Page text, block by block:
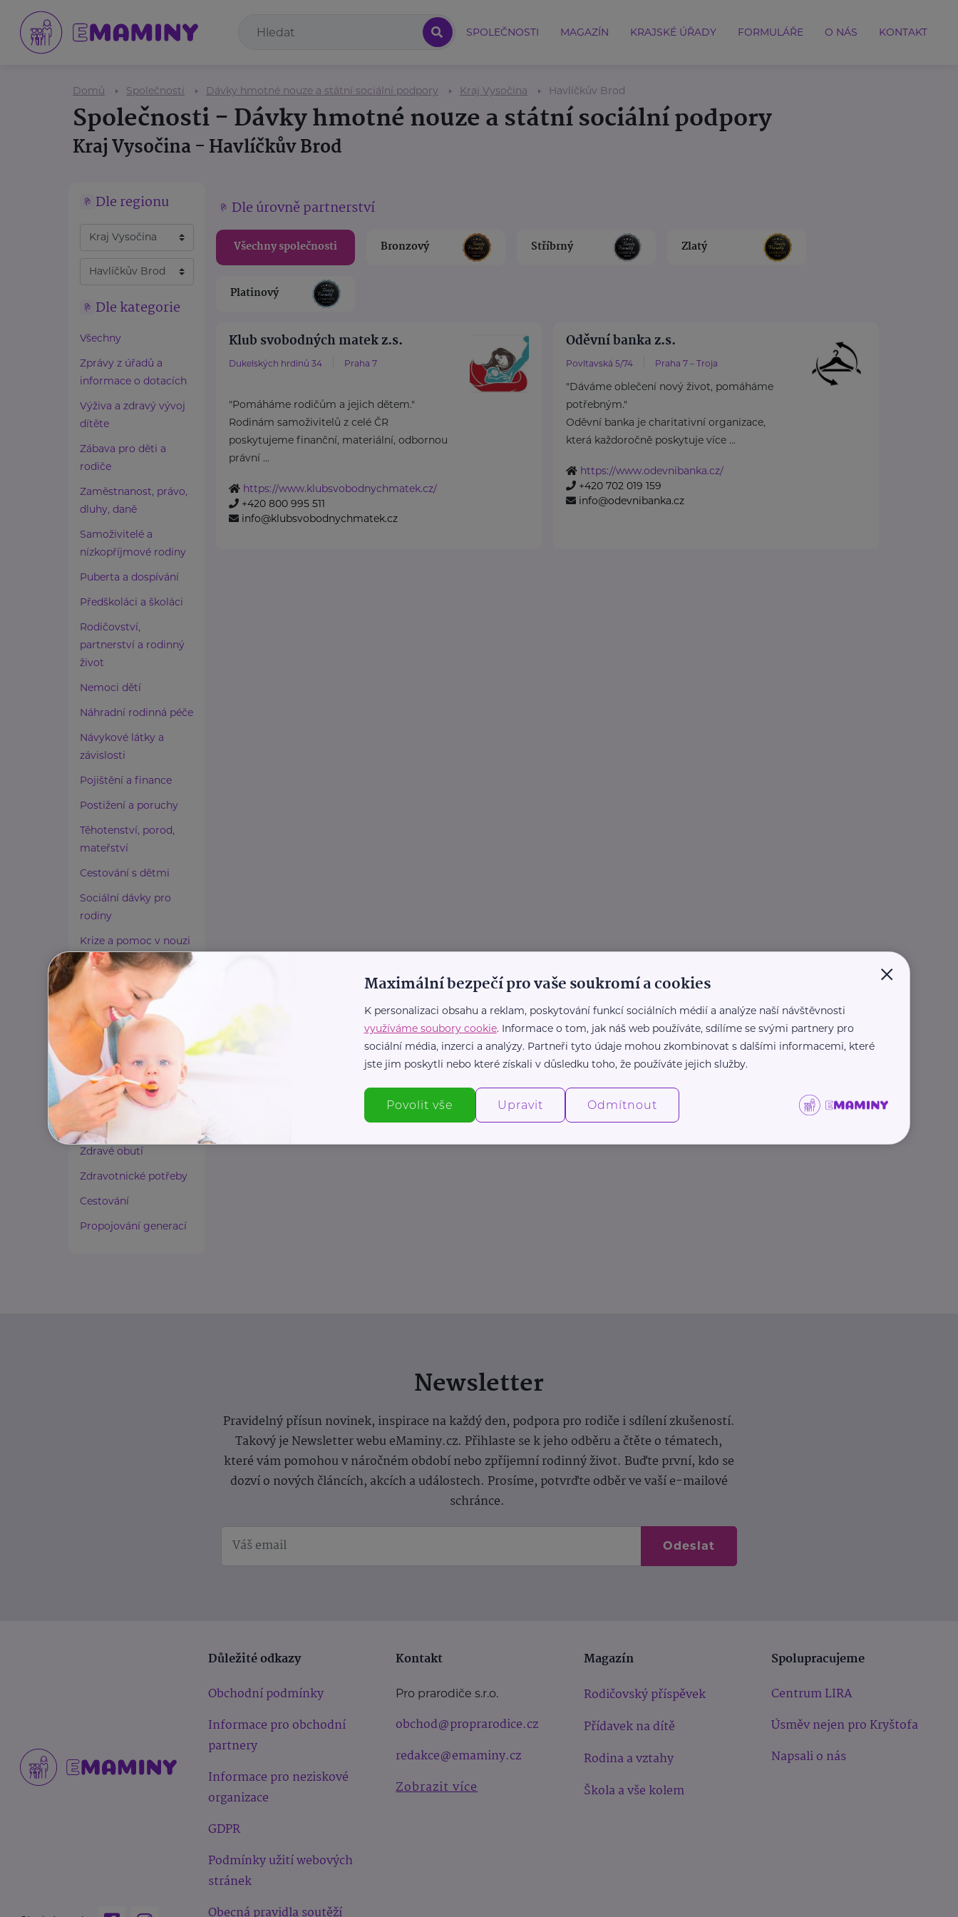
SPOLEČNOSTI MAGAZÍN KRAJSKÉ ÚŘADY FORMULÁŘE O NÁS KONTAKT
Domů Společnosti Dávky hmotné nouze a státní sociální podpory Kraj Vysočina Havlíčkův Brod
Společnosti - Dávky hmotné nouze a státní sociální podpory
Kraj Vysočina - Havlíčkův Brod
Dle regionu
Dle kategorie
Všechny
Zprávy z úřadů a
informace o dotacích
Výživa a zdravý vývoj
dítěte
Zábava pro děti a
rodiče
Zaměstnanost, právo,
dluhy, daně
Samoživitelé a
nízkopříjmové rodiny
Puberta a dospívání
Předškoláci a školáci
Rodičovství,
partnerství a rodinný
život
Nemoci dětí
Náhradní rodinná péče
Návykové látky a
závislosti
Pojištění a finance
Postižení a poruchy
Těhotenství, porod,
mateřství
Cestování s dětmi
Sociální dávky pro
rodiny
Krize a pomoc v nouzi
Paliativní péče
Rady a tipy
Harmonie duše a těla
Zaměstnávání osob ze
zdravotním
postižením
Lázeňství a wellness
Zdravé spaní a sezení
Zdravé obutí
Zdravotnické potřeby
Cestování
Propojování generací
Dle úrovně partnerství
Všechny společnosti Bronzový Stříbrný Zlatý
Platinový
Klub svobodných matek z.s.
Dukelských hrdinů 34 Praha 7
"Pomáháme rodičům a jejich dětem."
Rodinám samoživitelů z celé ČR
poskytujeme finanční, materiální, odbornou
právní ...
https://www.klubsvobodnychmatek.cz/
+420 800 995 511
info@klubsvobodnychmatek.cz
Oděvní banka z.s.
Povltavská 5/74 Praha 7 – Troja
"Dáváme oblečení nový život, pomáháme
potřebným."
Oděvní banka je charitativní organizace,
která každoročně poskytuje více ...
https://www.odevnibanka.cz/
+420 702 019 159
info@odevnibanka.cz
Newsletter
Pravidelný přísun novinek, inspirace na každý den, podpora pro rodiče i sdílení zkušeností.
Takový je Newsletter webu eMaminy.cz. Přihlaste se k jeho odběru a čtěte o tématech,
které vám pomohou v náročném období nebo zpříjemní rodinný život. Buďte první, kdo se
dozví o nových článcích, akcích a událostech. Prosíme, potvrďte odběr ve vaší e-mailové
schránce.
Odeslat
Důležité odkazy
Obchodní podmínky
Informace pro obchodní
partnery
Informace pro neziskové
organizace
GDPR
Podmínky užití webových
stránek
Obecná pravidla soutěží
Kontakt
Pro prarodiče s.r.o.
obchod@proprarodice.cz
redakce@emaminy.cz
Zobrazit více
Magazín
Rodičovský příspěvek
Přídavek na dítě
Rodina a vztahy
Škola a vše kolem
Spolupracujeme
Centrum LIRA
Úsměv nejen pro Kryštofa
Napsali o nás
×
Maximální bezpečí pro vaše soukromí a cookies
K personalizaci obsahu a reklam, poskytování funkcí sociálních médií a analýze naší návštěvnosti
využíváme soubory cookie. Informace o tom, jak náš web používáte, sdílíme se svými partnery pro
sociální média, inzerci a analýzy. Partneři tyto údaje mohou zkombinovat s dalšími informacemi, které
jste jim poskytli nebo které získali v důsledku toho, že používáte jejich služby.
Povolit vše Upravit Odmítnout